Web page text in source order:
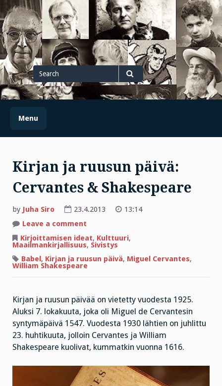
Skip
to
content
Search
for
Search
Menu
Kirjan ja ruusun päivä:
Cervantes & Shakespeare
by Juha Siro 23.4.2013
13:14
Leave a comment
ja
ruusun
päivä:
Cervantes
&
Kirjoittamisen ideat, Kulttuuri,
Maailmankirjallisuus, Sivistys
Babel , Kirjan ja ruusun päivä, Miguel Cervantes,
William Shakespeare
Kirjan ja ruusun päivää on vietetty vuodesta 1925.
Aluksi 7. lokakuuta, joka oli Miguel de Cervantesin
syntymäpäivä 1547. Vuodesta 1930 lähtien on juhlittu
23. huhtikuuta, jolloin Cervantes ja William
Shakespeare kuolivat, kummatkin vuonna 1616.